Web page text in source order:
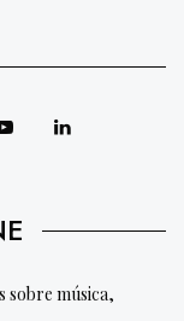
sobre música,